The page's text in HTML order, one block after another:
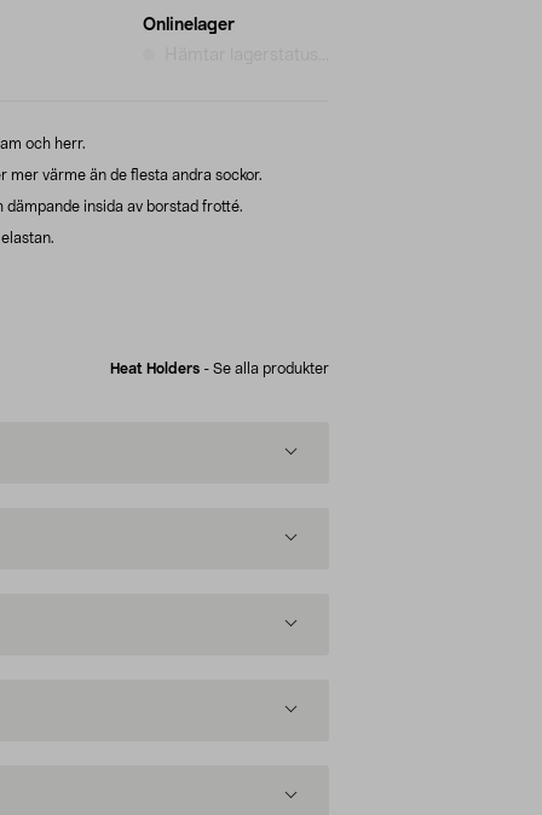
Onlinelager
och herr.
mer värme än de flesta andra sockor.
dämpande insida av borstad frotté.
Heat Holders - Se alla produkter